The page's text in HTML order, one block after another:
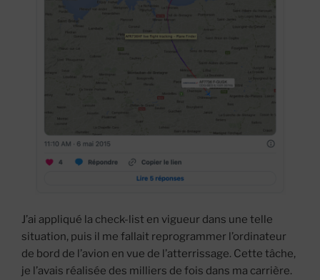
J’ai appliqué la check-list en vigueur dans une telle
situation, puis il me fallait reprogrammer l’ordinateur
de bord de l’avion en vue de l’atterrissage. Cette tâche,
je l’avais réalisée des milliers de fois dans ma carrière.